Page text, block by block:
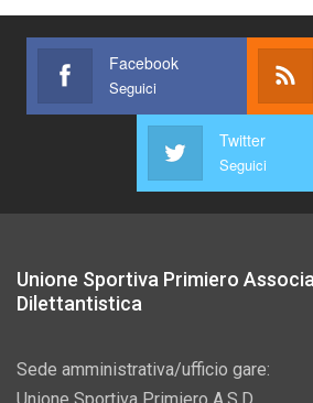
Facebook
Seguici
Twitter
Seguici
Unione Sportiva Primiero
Dilettantistica
Sede amministrativa/ufficio gare: